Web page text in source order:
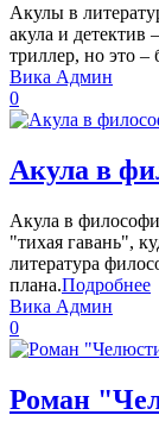
Акулы в
акула и
триллер, но это
Вика Админ
0
Акула в
Акула в
"тихая гавань",
литература
плана.Подробнее
Вика Админ
0
Роман